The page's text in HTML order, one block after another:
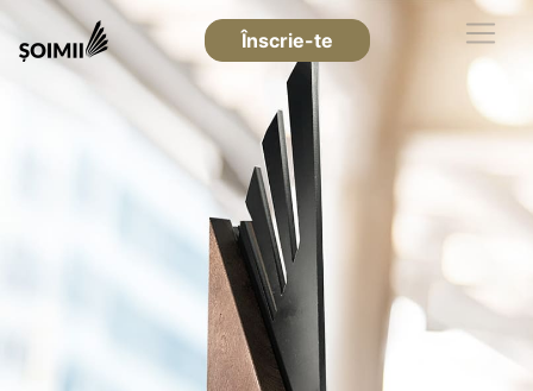
Înscrie-te